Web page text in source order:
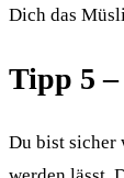
Dich das
Tipp 5
Du bist sicher